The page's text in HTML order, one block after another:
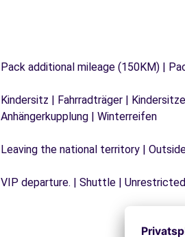
Pack additional mileage (150KM) |
Kindersitz | Fahrradträger |
Anhängerkupplung | Winterreifen
Leaving the national territory |
VIP departure. | Shuttle |